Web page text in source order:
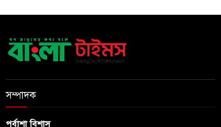
বাংলাদেশে এলো থাইল্যান্ডের শীর্ষ
কফি ব্র্যান্ড ‘ক্যাফে আমাজন
সম্পাদক
পূর্বাশা বিশাস